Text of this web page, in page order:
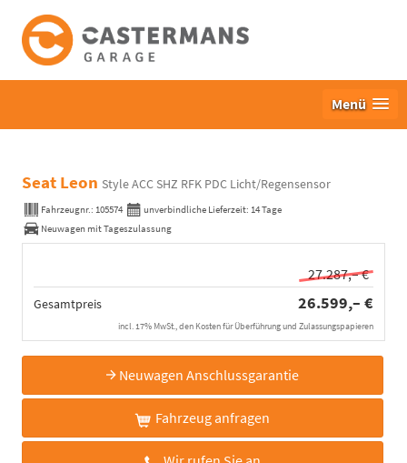
Menü
Seat Leon Style ACC SHZ RFK PDC Licht/Regensensor
Fahrzeugnr.: 105574 unverbindliche Lieferzeit: 14 Tage
Neuwagen mit Tageszulassung
27.287,– €
Gesamtpreis 26.599,– €
incl. 17% MwSt., den Kosten für Überführung und Zulassungspapieren
Neuwagen Anschlussgarantie
Fahrzeug anfragen